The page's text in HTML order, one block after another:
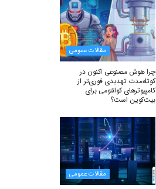
مقالات عمومی
چرا هوش مصنوعی اکنون در
کوتاه‌مدت تهدیدی فوری‌تر از
کامپیوترهای کوانتومی برای
بیت‌کوین است؟
مقالات عمومی